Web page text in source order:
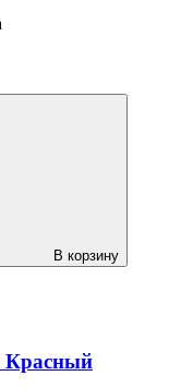
В корзину
Красный